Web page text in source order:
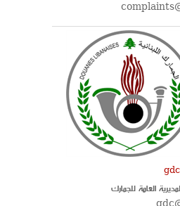
العامة للجمارك